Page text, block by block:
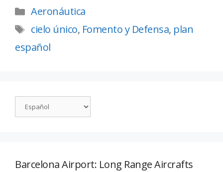
Aeronáutica
cielo único, Fomento y Defensa, plan
español
Barcelona Airport: Long Range Aircrafts